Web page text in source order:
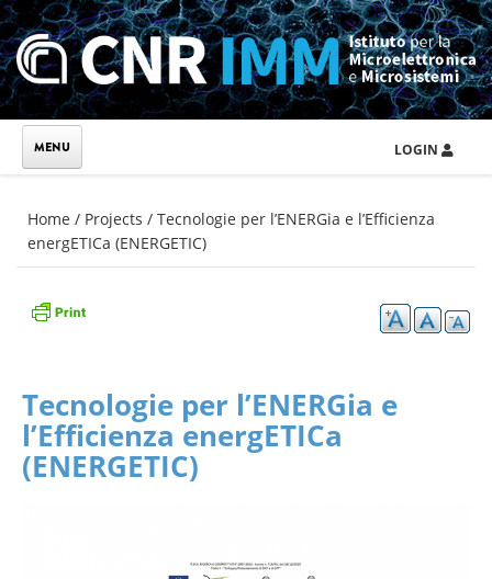
Skip to main content
LOGIN
You are here
Home / Projects / Tecnologie per l’ENERGia e l’Efficienza
energETICa (ENERGETIC)
Tecnologie per l’ENERGia e
l’Efficienza energETICa
(ENERGETIC)